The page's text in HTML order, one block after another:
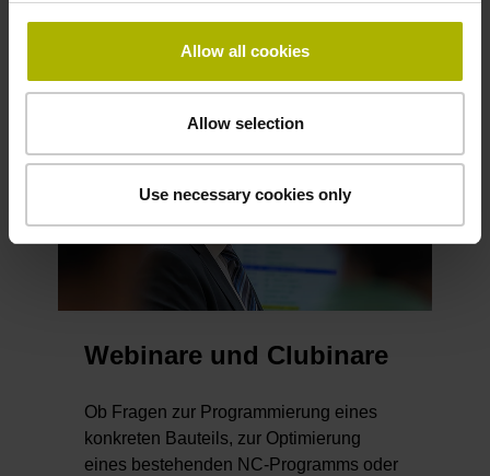
Allow all cookies
Allow selection
Use necessary cookies only
Webinare und Clubinare
Ob Fragen zur Programmierung eines
konkreten Bauteils, zur Optimierung
eines bestehenden NC-Programms oder